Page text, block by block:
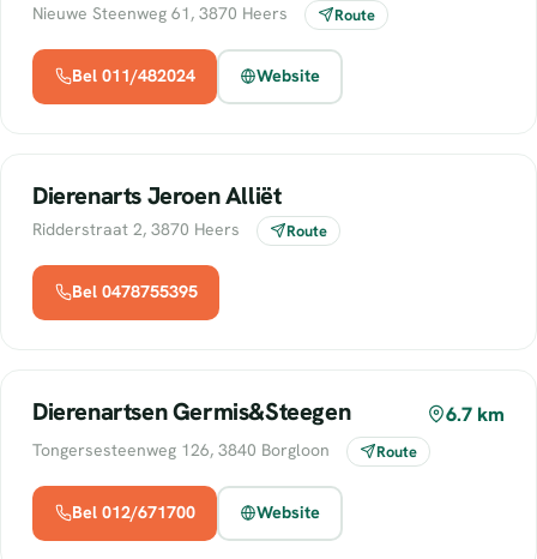
Nieuwe Steenweg 61, 3870 Heers Route
Bel 011/482024 Website
Dierenarts Jeroen Alliët
Ridderstraat 2, 3870 Heers Route
Bel 0478755395
Dierenartsen Germis&Steegen 6.7 km
Tongersesteenweg 126, 3840 Borgloon Route
Bel 012/671700 Website